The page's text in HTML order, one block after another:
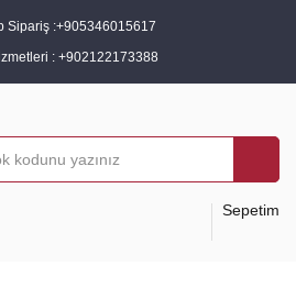
Sipariş :+905346015617
: +902122173388
Sepetim